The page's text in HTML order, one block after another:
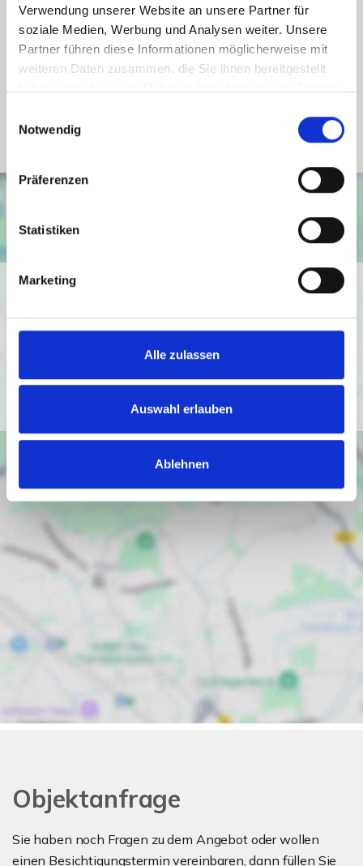
Verwendung unserer Website an unsere Partner für
soziale Medien, Werbung und Analysen weiter. Unsere
Partner führen diese Informationen möglicherweise mit
weiteren Daten zusammen, die Sie ihnen bereitgestellt
Notwendig
Präferenzen
Statistiken
Marketing
Alle zulassen
Auswahl erlauben
Ablehnen
Energieausweis Werteklasse
H
Energieausweis Baujahr
1974
Energieausweis Gebäudeart
Wohngebäude
Heizung
Zentralheizung
Ich bin damit einverstanden, dass mir Karten von Google
Datenschutzbedingungen von Google
https://policies.google.com/privacy
Objektanfrage
Sie haben noch Fragen zu dem Angebot oder wollen
einen Besichtigungstermin vereinbaren, dann füllen Sie